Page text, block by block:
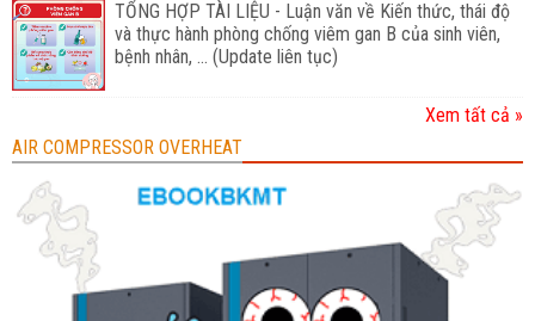
TỔNG HỢP TÀI LIỆU - Luận văn về Kiến thức, thái độ
và thực hành phòng chống viêm gan B của sinh viên,
bệnh nhân, ... (Update liên tục)
Xem tất cả »
AIR COMPRESSOR OVERHEAT